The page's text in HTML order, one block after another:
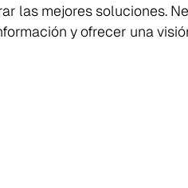
las mejores soluciones.
y ofrecer una